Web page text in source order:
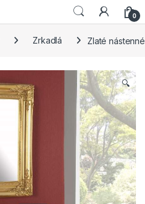
0
Zrkadlá Zlaté
🔍